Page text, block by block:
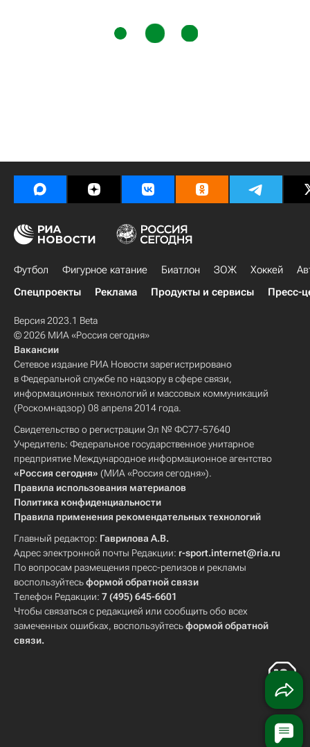
Футбол Фигурное катание Биатлон ЗОЖ Хоккей
Спецпроекты
Реклама Продукты и сервисы Пресс-
Версия 2023.1 Beta
© 2026 МИА «Россия сегодня»
Вакансии
Сетевое издание РИА Новости зарегистрировано
в Федеральной службе по надзору в сфере связи,
информационных технологий и массовых коммуникаций
(Роскомнадзор) 08 апреля 2014 года.
Свидетельство о регистрации Эл № ФС77-57640
Учредитель: Федеральное государственное унитарное
предприятие Международное информационное агентство
«Россия сегодня» (МИА «Россия сегодня»).
Правила использования материалов
Политика конфиденциальности
Правила применения рекомендательных технологий
Главный редактор: Гаврилова А.В.
Адрес электронной почты Редакции: r-sport.internet@ria.ru
По вопросам размещения пресс-релизов и рекламы
воспользуйтесьформой обратной связи
Телефон Редакции: 7 (495) 645-6601
Чтобы связаться с редакцией или сообщить обо всех
замеченных ошибках, воспользуйтесьформой обратной
связи.